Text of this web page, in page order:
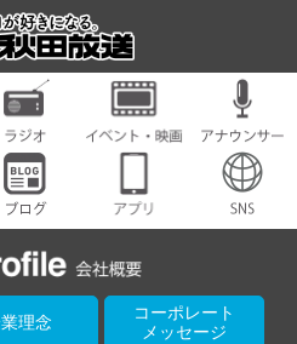
理念
コーポレート
メッセージ